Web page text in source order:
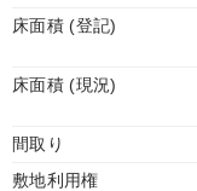
床面積 (登記)
床面積 (現況)
間取り
敷地利用権